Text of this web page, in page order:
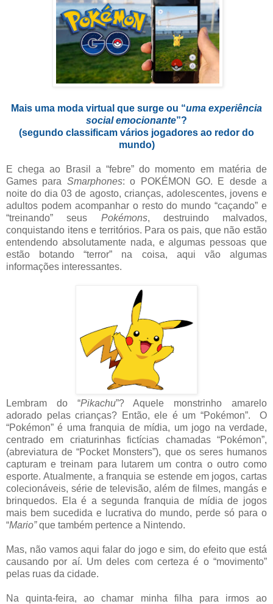
Mais uma moda virtual que surge ou “uma experiência
social emocionante”?
(segundo classificam vários jogadores ao redor do
mundo)
E chega ao Brasil a “febre” do momento em matéria de
Games para Smarphones: o POKÉMON GO. E desde a
noite do dia 03 de agosto, crianças, adolescentes, jovens e
adultos podem acompanhar o resto do mundo “caçando” e
“treinando” seus Pokémons, destruindo malvados,
conquistando itens e territórios. Para os pais, que não estão
entendendo absolutamente nada, e algumas pessoas que
estão botando “terror” na coisa, aqui vão algumas
informações interessantes.
Lembram do “Pikachu”? Aquele monstrinho amarelo
adorado pelas crianças? Então, ele é um “Pokémon”. O
“Pokémon” é uma franquia de mídia, um jogo na verdade,
centrado em criaturinhas fictícias chamadas “Pokémon”,
(abreviatura de “Pocket Monsters”), que os seres humanos
capturam e treinam para lutarem um contra o outro como
esporte. Atualmente, a franquia se estende em jogos, cartas
colecionáveis, série de televisão, além de filmes, mangás e
brinquedos. Ela é a segunda franquia de mídia de jogos
mais bem sucedida e lucrativa do mundo, perde só para o
“Mario”que também pertence a Nintendo.
Mas, não vamos aqui falar do jogo e sim, do efeito que está
causando por aí. Um deles com certeza é o “movimento”
pelas ruas da cidade.
Na quinta-feira, ao chamar minha filha para irmos ao